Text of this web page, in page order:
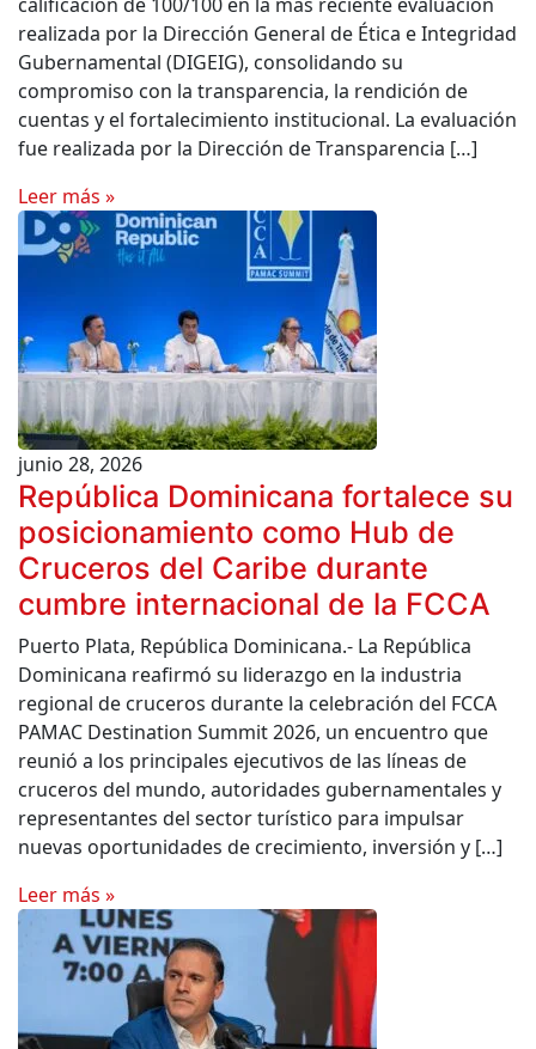
realizada por la Dirección General de Ética e Integridad
Gubernamental (DIGEIG), consolidando su
compromiso con la transparencia, la rendición de
cuentas y el fortalecimiento institucional. La evaluación
fue realizada por la Dirección de Transparencia […]
Leer más »
junio 28, 2026
República Dominicana fortalece su
posicionamiento como Hub de
Cruceros del Caribe durante
cumbre internacional de la FCCA
Puerto Plata, República Dominicana.- La República
Dominicana reafirmó su liderazgo en la industria
regional de cruceros durante la celebración del FCCA
PAMAC Destination Summit 2026, un encuentro que
reunió a los principales ejecutivos de las líneas de
cruceros del mundo, autoridades gubernamentales y
representantes del sector turístico para impulsar
nuevas oportunidades de crecimiento, inversión y […]
Leer más »